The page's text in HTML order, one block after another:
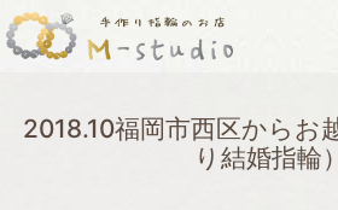
2018.10福岡市西区からお
り結婚指輪）